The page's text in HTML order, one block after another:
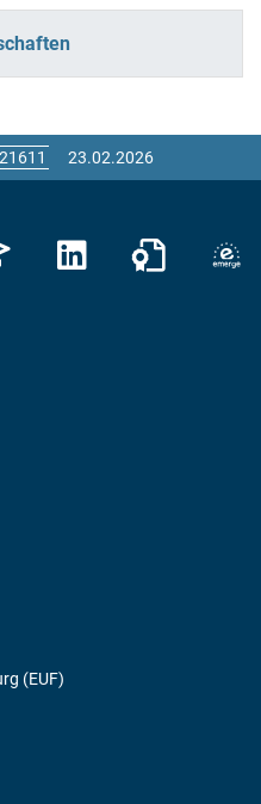
23.02.2026
(EUF)